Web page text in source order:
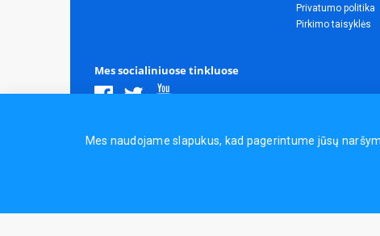
Privatumo politika
Pirkimo taisyklės
Mes socialiniuose tinkluose
Sporto ir laisvalaikio prekės, maisto papildai - erasportas.lt © 2026
Mes naudojame slapukus, kad pagerintume jūsų